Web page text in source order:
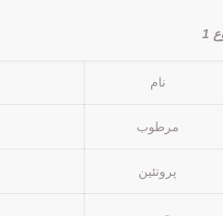
1
نام
مرطوب
پروتئين